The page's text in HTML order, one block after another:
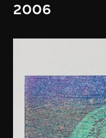
2006